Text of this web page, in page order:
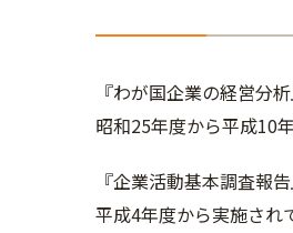
『わが国企業の経営分
昭和25年度から平成10
『企業活動基本調査報
平成4年度から実施され